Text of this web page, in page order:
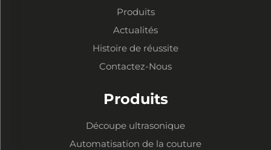
Produits
Actualités
Histoire de réussite
Contactez-Nous
Produits
Découpe ultrasonique
Automatisation de la couture